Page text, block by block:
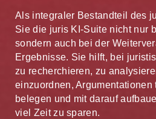
Als integraler Bestandteil des
Sie die juris KI-Suite nicht nur
sondern auch bei der
Ergebnisse. Sie hilft, bei
zu recherchieren, zu
einzuordnen, Argumentationen
belegen und mit darauf
viel Zeit zu sparen.